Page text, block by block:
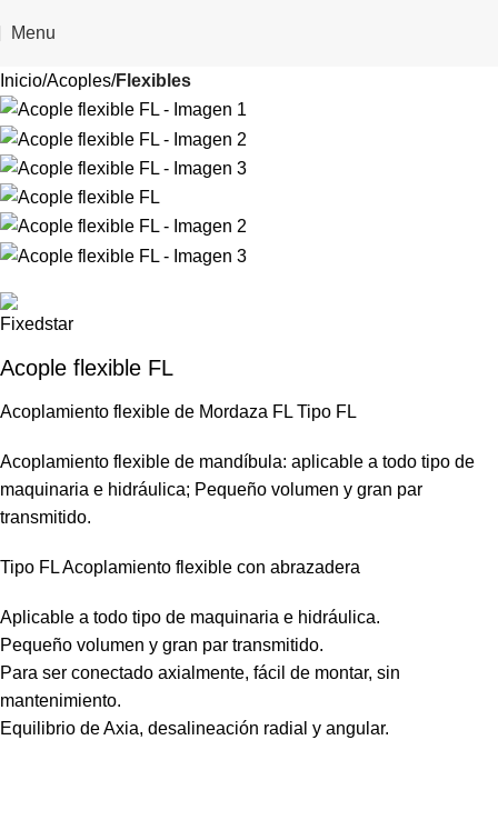
Menu
Inicio Acoples Flexibles
Acople flexible FL
Acoplamiento flexible de Mordaza FL Tipo FL
Acoplamiento flexible de mandíbula: aplicable a todo tipo de
maquinaria e hidráulica; Pequeño volumen y gran par
transmitido.
Tipo FL Acoplamiento flexible con abrazadera
Aplicable a todo tipo de maquinaria e hidráulica.
Pequeño volumen y gran par transmitido.
Para ser conectado axialmente, fácil de montar, sin
mantenimiento.
Equilibrio de Axia, desalineación radial y angular.